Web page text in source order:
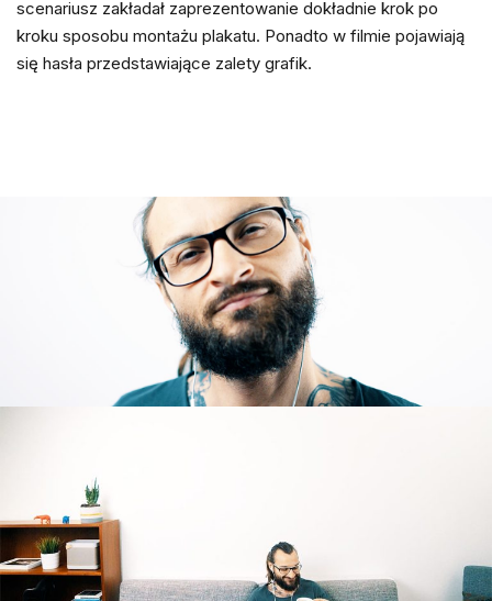
scenariusz zakładał zaprezentowanie dokładnie krok po
kroku sposobu montażu plakatu. Ponadto w filmie pojawiają
się hasła przedstawiające zalety grafik.